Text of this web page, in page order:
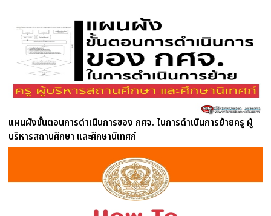
แผนผังขั้นตอนการดำเนินการของ กศจ. ในการดำเนินการย้ายครู ผู้
บริหารสถานศึกษา และศึกษานิเทศก์